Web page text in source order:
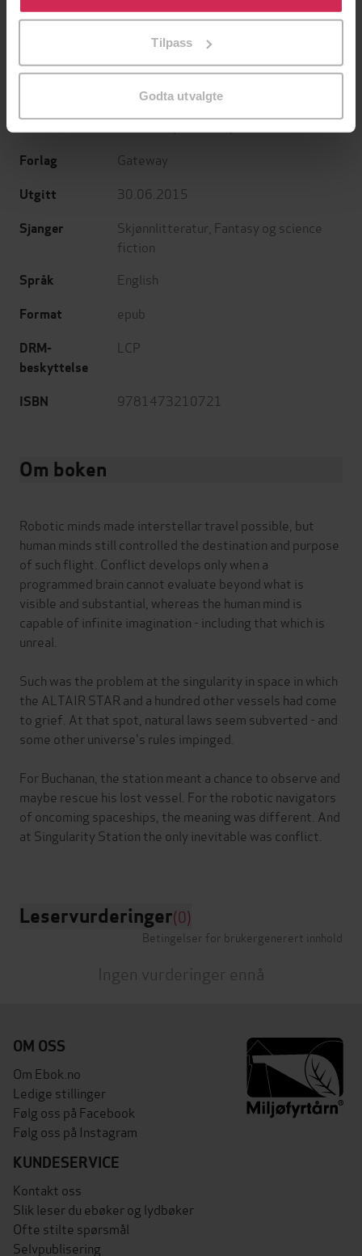
tilpasse ditt samtykke til spesifikke formål ved å klikke
Tilpass
Godta utvalgte
Jo Nesbø
Jørn Lier Horst
Brian Ball(forfatter)
Forlag Gateway
Utgitt 30.06.2015
Sjanger Skjønnlitteratur Fantasy og science
fiction
Språk English
Format epub
DRM-
beskyttelse
LCP
ISBN 9781473210721
Om boken
Robotic minds made interstellar travel possible, but
human minds still controlled the destination and purpose
of such flight. Conflict develops only when a
programmed brain cannot evaluate beyond what is
visible and substantial, whereas the human mind is
capable of infinite imagination - including that which is
unreal.
Such was the problem at the singularity in space in which
the ALTAIR STAR and a hundred other vessels had come
to grief. At that spot, natural laws seem subverted - and
some other universe's rules impinged.
For Buchanan, the station meant a chance to observe and
maybe rescue his lost vessel. For the robotic navigators
of oncoming spaceships, the meaning was different. And
at Singularity Station the only inevitable was conflict.
Leservurderinger(0)
Betingelser for brukergenerert innhold
Ingen vurderinger ennå
OM OSS
Om Ebok.no
Ledige stillinger
Følg oss på Facebook
Følg oss på Instagram
KUNDESERVICE
Kontakt oss
Slik leser du ebøker og lydbøker
Ofte stilte spørsmål
Selvpublisering